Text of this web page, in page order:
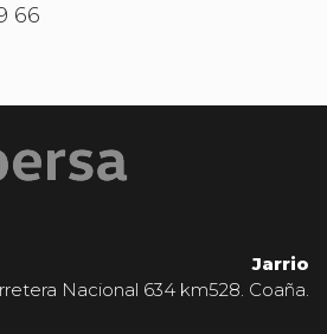
66
Jarrio
Nacional 634 km528. Coaña.